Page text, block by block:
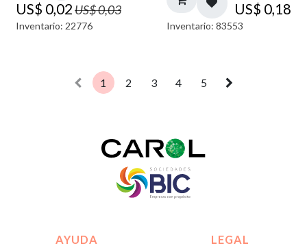
US$ 0,02US$0,03
Inventario: 22776
US$ 0,18
Inventario: 83553
1 2 3 4 5
AYUDA LEGAL